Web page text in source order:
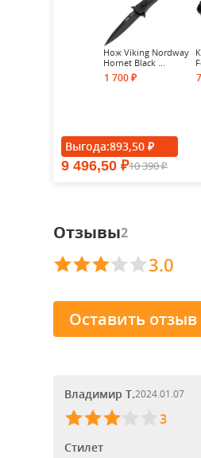
Нож Viking Nordway
Hornet Black ...
1 700 ₽
Выгода:893,50 ₽
9 496,50 ₽10 390₽
Отзывы2
3.0
Оставить отзыв
Владимир Т.2024.01.07
3
Стилет